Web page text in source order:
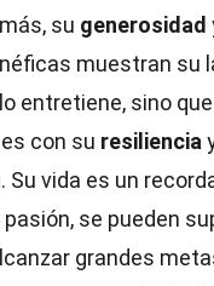
su generosidad
muestran su
entretiene, sino
con su resiliencia
. Su vida es un
se pueden
grandes